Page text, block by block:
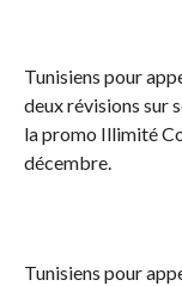
Tunisiens pour
deux révisions sur
la promo Illimité
décembre.
Tunisiens pour